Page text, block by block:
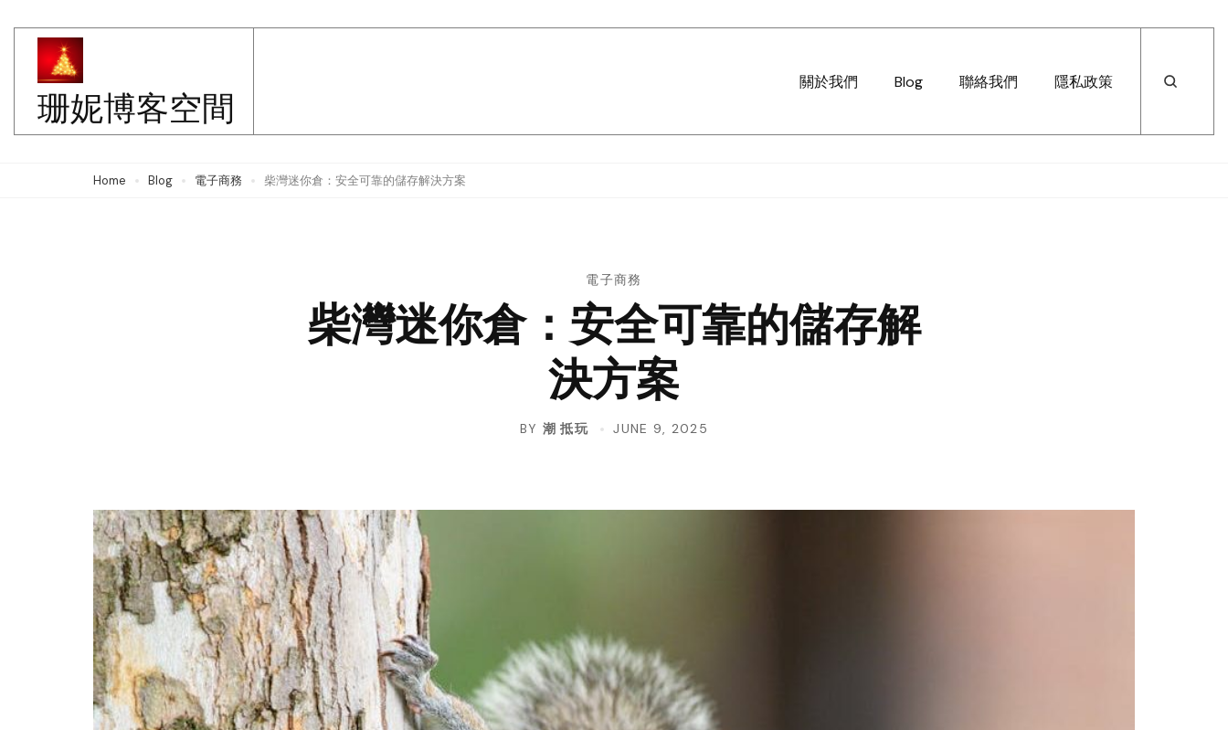
content
(Press
Enter)
珊妮博客空間
關於我們 Blog 聯絡我們 隱私政策
Home Blog 電子商務 柴灣迷你倉：安全可靠的儲存解決方案
電子商務
柴灣迷你倉：安全可靠的儲存解
決方案
BY 潮 抵玩 JUNE 9, 2025